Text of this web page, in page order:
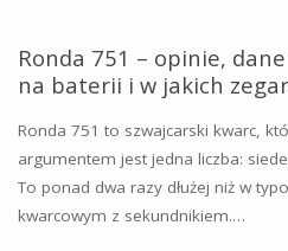
ZEGARKACH
OPINIE,
DANE
TECHNICZNE,
Ronda 751 – opinie,
na baterii i w jakich
Ronda 751 to szwajcarski kwarc,
argumentem jest jedna liczba:
To ponad dwa razy dłużej niż w
kwarcowym z sekundnikiem.…